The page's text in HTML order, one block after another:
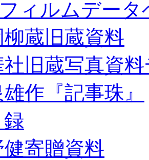
ィルムデータ
蔵旧蔵資料
社旧蔵写真資
作『記事珠』
健寄贈資料